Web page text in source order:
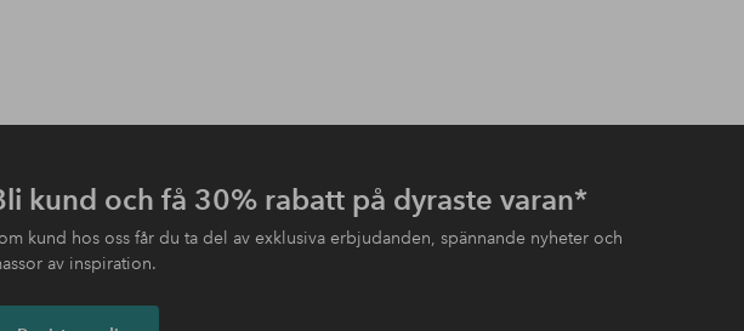
kund och få 30% rabatt på dyraste varan*
kund hos oss får du ta del av exklusiva erbjudanden, spännande nyheter och
av inspiration.